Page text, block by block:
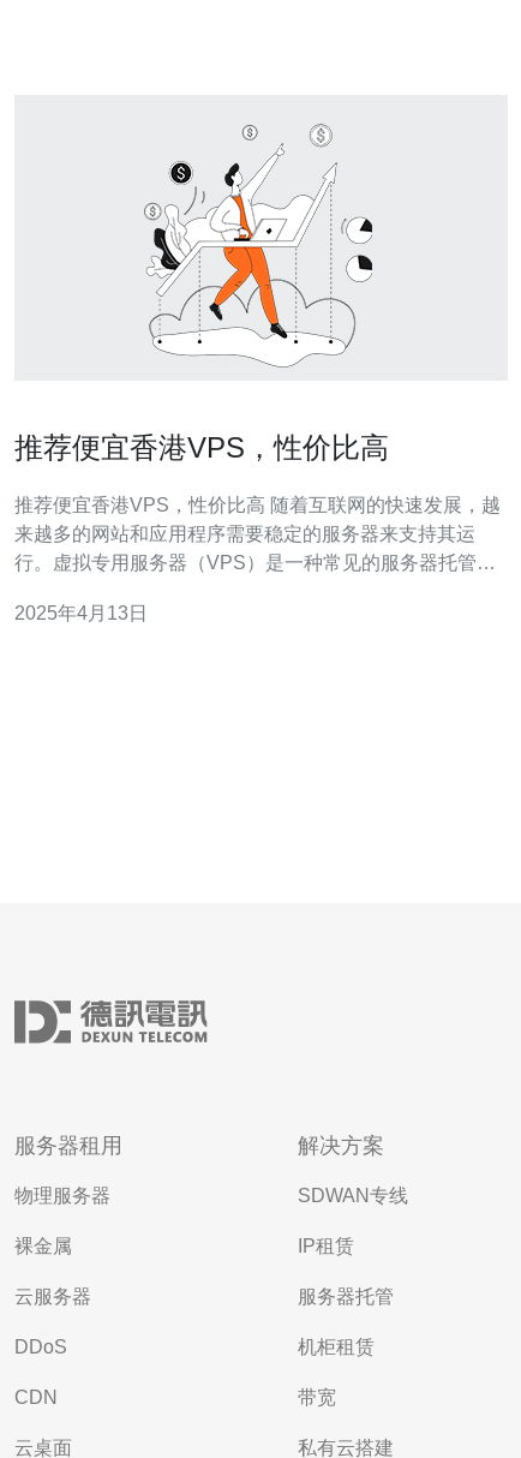
推荐便宜香港VPS，性价比高
推荐便宜香港VPS，性价比高 随着互联网的快速发展，越
来越多的网站和应用程序需要稳定的服务器来支持其运
行。虚拟专用服务器（VPS）是一种常见的服务器托管解
实惠。在香港，有许多提供便宜且性价比高的VPS服务的
2025年4月13日
服务器租用
物理服务器
裸金属
云服务器
DDoS
CDN
云桌面
解决方案
SDWAN专线
IP租赁
服务器托管
机柜租赁
带宽
私有云搭建